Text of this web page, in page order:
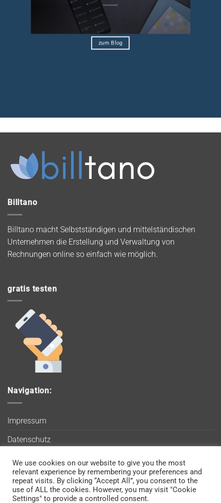
zum Blog
Billtano
Billtano macht Selbstständigen und mittelständischen
Unternehmen die Erstellung und Verwaltung von
Rechnungen online so einfach wie möglich.
gratis testen
Navigation:
Impressum
Datenschutz
AGB
Blog
Kontakt
We use cookies on our website to give you the most
relevant experience by remembering your preferences and
repeat visits. By clicking “Accept All”, you consent to the
use of ALL the cookies. However, you may visit "Cookie
Settings" to provide a controlled consent.
Wir verwenden Cookies, um sicherzustellen, dass Sie auf
unserer Website die bestmögliche Erfahrung machen. Wenn
Sie diese Website weiterhin nutzen, gehen wir davon aus, dass